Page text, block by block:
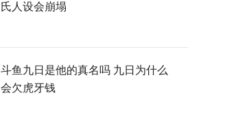
氏人设会崩塌
斗鱼九日是他的真名吗 九日为什么
会欠虎牙钱